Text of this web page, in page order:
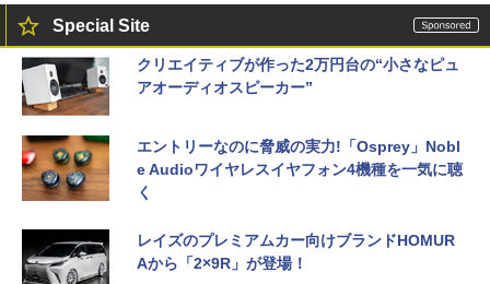
Special Site
クリエイティブが作った2万円台の“小さなピュ
アオーディオスピーカー”
エントリーなのに脅威の実力!「Osprey」Nobl
e Audioワイヤレスイヤフォン4機種を一気に聴
く
レイズのプレミアムカー向けブランドHOMUR
Aから「2×9R」が登場！